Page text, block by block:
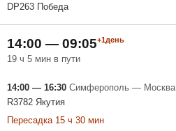
DP263 Победа
14:00 — 09:05+1день
19 ч 5 мин в пути
14:00 — 16:30 Симферополь — Москва
R3782 Якутия
Пересадка 15 ч 30 мин